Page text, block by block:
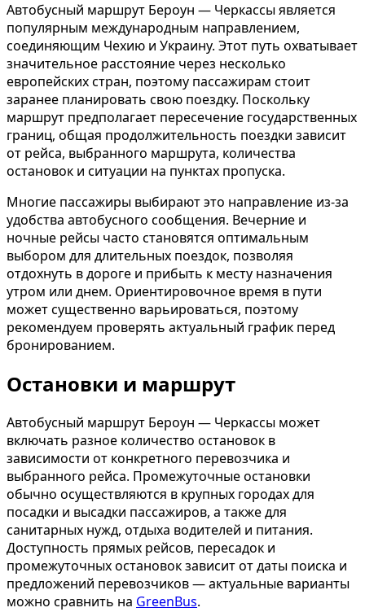
Автобусный маршрут Бероун — Черкассы является
популярным международным направлением,
соединяющим Чехию и Украину. Этот путь охватывает
значительное расстояние через несколько
европейских стран, поэтому пассажирам стоит
заранее планировать свою поездку. Поскольку
маршрут предполагает пересечение государственных
границ, общая продолжительность поездки зависит
от рейса, выбранного маршрута, количества
остановок и ситуации на пунктах пропуска.
Многие пассажиры выбирают это направление из-за
удобства автобусного сообщения. Вечерние и
ночные рейсы часто становятся оптимальным
выбором для длительных поездок, позволяя
отдохнуть в дороге и прибыть к месту назначения
утром или днем. Ориентировочное время в пути
может существенно варьироваться, поэтому
рекомендуем проверять актуальный график перед
бронированием.
Остановки и маршрут
Автобусный маршрут Бероун — Черкассы может
включать разное количество остановок в
зависимости от конкретного перевозчика и
выбранного рейса. Промежуточные остановки
обычно осуществляются в крупных городах для
посадки и высадки пассажиров, а также для
санитарных нужд, отдыха водителей и питания.
Доступность прямых рейсов, пересадок и
промежуточных остановок зависит от даты поиска и
предложений перевозчиков — актуальные варианты
можно сравнить на GreenBus.